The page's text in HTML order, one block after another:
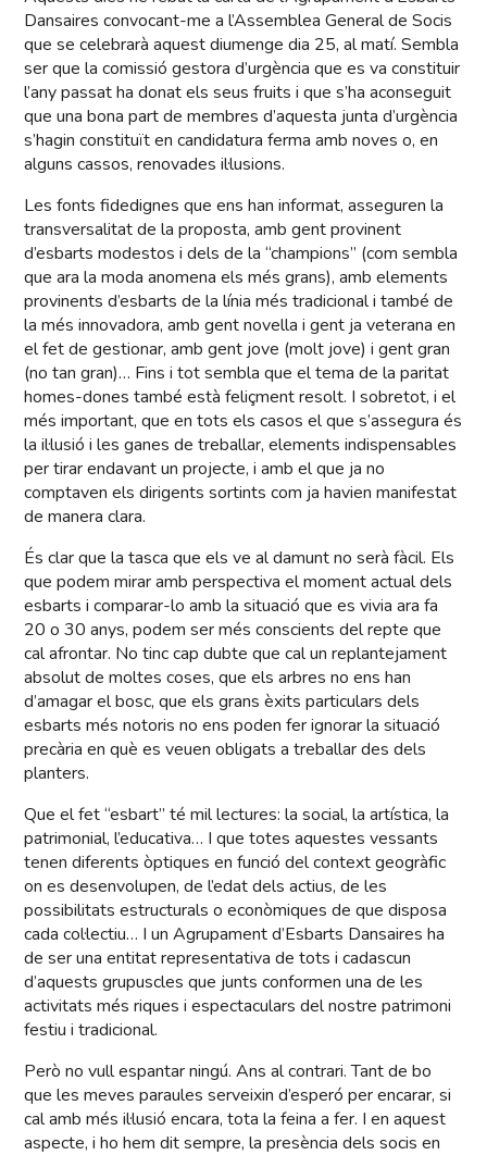
Dansaires convocant-me a l’Assemblea General de Socis
que se celebrarà aquest diumenge dia 25, al matí. Sembla
ser que la comissió gestora d’urgència que es va constituir
l’any passat ha donat els seus fruits i que s’ha aconseguit
que una bona part de membres d’aquesta junta d’urgència
s’hagin constituït en candidatura ferma amb noves o, en
alguns cassos, renovades il·lusions.
Les fonts fidedignes que ens han informat, asseguren la
transversalitat de la proposta, amb gent provinent
d’esbarts modestos i dels de la “champions” (com sembla
que ara la moda anomena els més grans), amb elements
provinents d’esbarts de la línia més tradicional i també de
la més innovadora, amb gent novella i gent ja veterana en
el fet de gestionar, amb gent jove (molt jove) i gent gran
(no tan gran)… Fins i tot sembla que el tema de la paritat
homes-dones també està feliçment resolt. I sobretot, i el
més important, que en tots els casos el que s’assegura és
la il·lusió i les ganes de treballar, elements indispensables
per tirar endavant un projecte, i amb el que ja no
comptaven els dirigents sortints com ja havien manifestat
de manera clara.
És clar que la tasca que els ve al damunt no serà fàcil. Els
que podem mirar amb perspectiva el moment actual dels
esbarts i comparar-lo amb la situació que es vivia ara fa
20 o 30 anys, podem ser més conscients del repte que
cal afrontar. No tinc cap dubte que cal un replantejament
absolut de moltes coses, que els arbres no ens han
d’amagar el bosc, que els grans èxits particulars dels
esbarts més notoris no ens poden fer ignorar la situació
precària en què es veuen obligats a treballar des dels
planters.
Que el fet “esbart” té mil lectures: la social, la artística, la
patrimonial, l’educativa… I que totes aquestes vessants
tenen diferents òptiques en funció del context geogràfic
on es desenvolupen, de l’edat dels actius, de les
possibilitats estructurals o econòmiques de que disposa
cada col·lectiu… I un Agrupament d’Esbarts Dansaires ha
de ser una entitat representativa de tots i cadascun
d’aquests grupuscles que junts conformen una de les
activitats més riques i espectaculars del nostre patrimoni
festiu i tradicional.
Però no vull espantar ningú. Ans al contrari. Tant de bo
que les meves paraules serveixin d’esperó per encarar, si
cal amb més il·lusió encara, tota la feina a fer. I en aquest
aspecte, i ho hem dit sempre, la presència dels socis en